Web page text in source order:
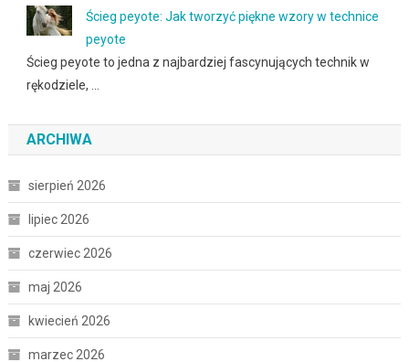
Ścieg peyote: Jak tworzyć piękne wzory w technice
peyote
Ścieg peyote to jedna z najbardziej fascynujących technik w
rękodziele, …
ARCHIWA
sierpień 2026
lipiec 2026
czerwiec 2026
maj 2026
kwiecień 2026
marzec 2026